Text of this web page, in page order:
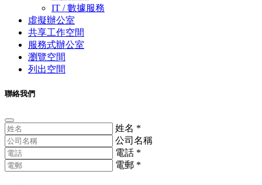
IT / 數據服務
虛擬辦公室
共享工作空間
服務式辦公室
瀏覽空間
列出空間
聯絡我們
姓名 *
公司名稱
電話 *
電郵 *